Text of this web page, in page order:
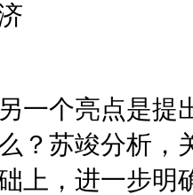
一个亮点是
？苏竣分析，
上，进一步明